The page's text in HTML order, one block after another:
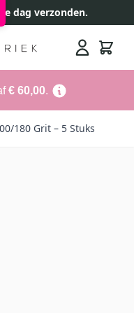
dag verzonden.
€ 60,00.
180 Grit – 5 Stuks